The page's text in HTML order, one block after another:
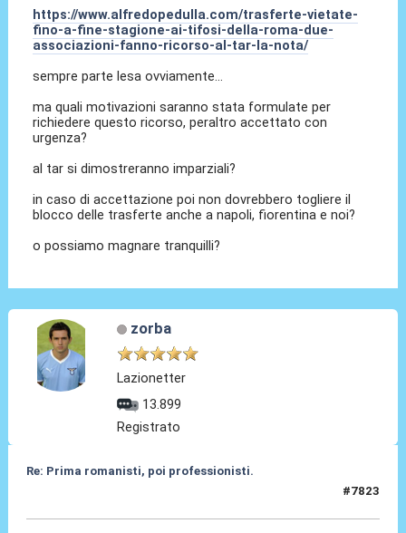
https://www.alfredopedulla.com/trasferte-vietate-
fino-a-fine-stagione-ai-tifosi-della-roma-due-
associazioni-fanno-ricorso-al-tar-la-nota/
sempre parte lesa ovviamente...
ma quali motivazioni saranno stata formulate per
richiedere questo ricorso, peraltro accettato con
urgenza?
al tar si dimostreranno imparziali?
in caso di accettazione poi non dovrebbero togliere il
blocco delle trasferte anche a napoli, fiorentina e noi?
o possiamo magnare tranquilli?
zorba
Lazionetter
13.899
Registrato
Re: Prima romanisti, poi professionisti.
#7823